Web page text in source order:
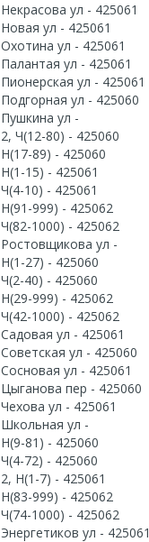
Некрасова ул - 425061
Новая ул - 425061
Охотина ул - 425061
Палантая ул - 425061
Пионерская ул - 425061
Подгорная ул - 425060
Пушкина ул -
2, Ч(12-80) - 425060
Н(17-89) - 425060
Н(1-15) - 425061
Ч(4-10) - 425061
Н(91-999) - 425062
Ч(82-1000) - 425062
Ростовщикова ул -
Н(1-27) - 425060
Ч(2-40) - 425060
Н(29-999) - 425062
Ч(42-1000) - 425062
Садовая ул - 425061
Советская ул - 425060
Сосновая ул - 425061
Цыганова пер - 425060
Чехова ул - 425061
Школьная ул -
Н(9-81) - 425060
Ч(4-72) - 425060
2, Н(1-7) - 425061
Н(83-999) - 425062
Ч(74-1000) - 425062
Энергетиков ул - 425061